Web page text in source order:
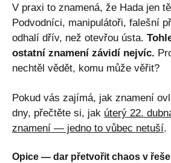
V praxi to znamená, že Hada jen
Podvodníci, manipulátoři, falešní
odhalí dřív, než otevřou ústa.
ostatní znamení závidí nejvíc.
nechtěl vědět, komu může věřit?
Pokud vás zajímá, jak znamení
dny, přečtěte si, jak úterý 22.
znamení — jedno to vůbec netuší.
Opice — dar přetvořit chaos v